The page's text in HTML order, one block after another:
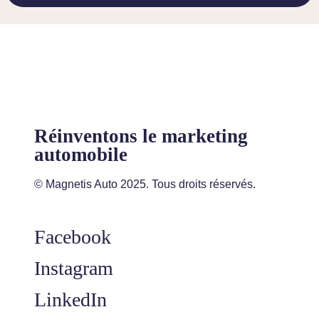
Réinventons le marketing
automobile
© Magnetis Auto 2025. Tous droits réservés.
Facebook
Instagram
LinkedIn